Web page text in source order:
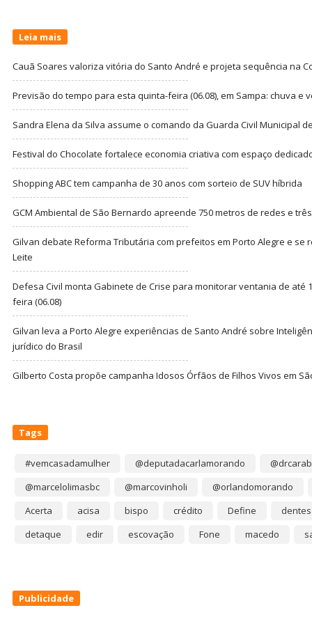
Leia mais
Cauã Soares valoriza vitória do Santo André e projeta sequência na
Previsão do tempo para esta quinta-feira (06.08), em Sampa: chuva e
Sandra Elena da Silva assume o comando da Guarda Civil Municipal
Festival do Chocolate fortalece economia criativa com espaço
Shopping ABC tem campanha de 30 anos com sorteio de SUV híbrida
GCM Ambiental de São Bernardo apreende 750 metros de redes e
Gilvan debate Reforma Tributária com prefeitos em Porto Alegre e se
Leite
Defesa Civil monta Gabinete de Crise para monitorar ventania de até
feira (06.08)
Gilvan leva a Porto Alegre experiências de Santo André sobre
jurídico do Brasil
Gilberto Costa propõe campanha Idosos Órfãos de Filhos Vivos em
Tags
#vemcasadamulher @deputadacarlamorando
@marcelolimasbc
@marcovinholi
@orlandomorando
Acerta
acisa bispo crédito Define
dentes
detaque
edir escovação Fone macedo
Publicidade